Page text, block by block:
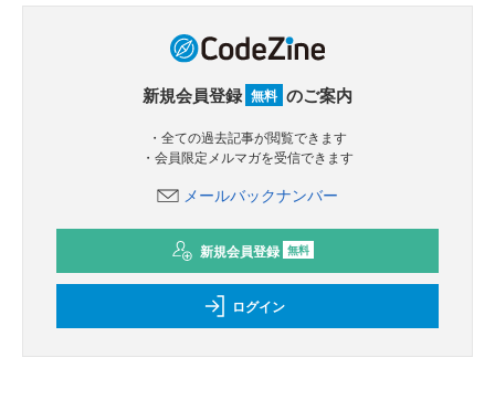
新規会員登録 無料 のご案内
・全ての過去記事が閲覧できます
・会員限定メルマガを受信できます
メールバックナンバー
新規会員登録 無料
ログイン